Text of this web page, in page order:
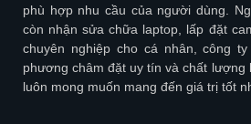
phù hợp nhu cầu của người dùng.
còn nhận sửa chữa laptop, lấp đặt
chuyên nghiệp cho cá nhân, công
phương châm đặt uy tín và chất lượng
luôn mong muốn mang đến giá trị tốt